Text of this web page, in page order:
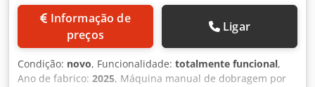
preços
Ligar
Condição: novo, Funcionalidade: totalmente funcional,
Ano de fabrico: 2025, Máquina manual de dobragem por